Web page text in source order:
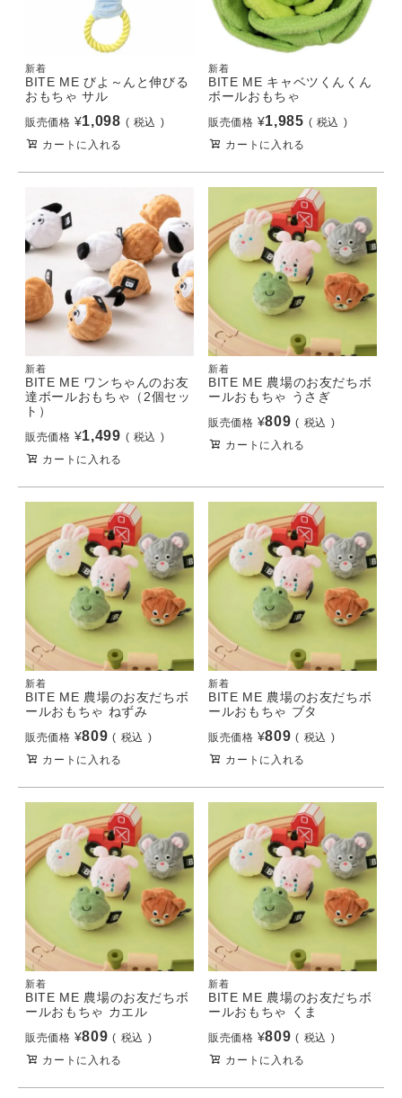
新着
BITE ME びよ～んと伸びる
おもちゃ サル
販売価格 ¥1,098
税込
カートに入れる
新着
BITE ME キャベツくんくん
ボールおもちゃ
販売価格 ¥1,985
税込
カートに入れる
新着
BITE ME ワンちゃんのお友
達ボールおもちゃ（2個セッ
ト）
販売価格 ¥1,499
税込
カートに入れる
新着
BITE ME 農場のお友だちボ
ールおもちゃ うさぎ
販売価格 ¥809
税込
カートに入れる
新着
BITE ME 農場のお友だちボ
ールおもちゃ ねずみ
販売価格 ¥809
税込
カートに入れる
新着
BITE ME 農場のお友だちボ
ールおもちゃ ブタ
販売価格 ¥809
税込
カートに入れる
新着
BITE ME 農場のお友だちボ
ールおもちゃ カエル
販売価格 ¥809
税込
カートに入れる
新着
BITE ME 農場のお友だちボ
ールおもちゃ くま
販売価格 ¥809
税込
カートに入れる